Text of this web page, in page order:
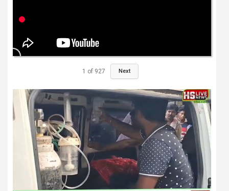
1 of 927 Next